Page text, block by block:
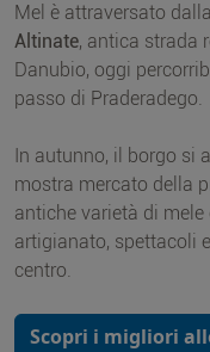
Mel è attraversato
Altinate, antica strada
Danubio, oggi
passo di Praderadego.
In autunno, il borgo si
mostra mercato della
antiche varietà di
artigianato, spettacoli
centro.
Scopri i migliori